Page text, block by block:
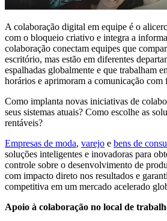
A colaboração digital em equipe é o
com o bloqueio criativo e integra a
colaboração conectam equipes que
escritório, mas estão em diferentes
espalhadas globalmente e que trabalham
horários e aprimoram a comunicação com
Como implanta novas iniciativas de
seus sistemas atuais? Como escolhe as
rentáveis?
Empresas de moda, varejo e bens de
soluções inteligentes e inovadoras para
controle sobre o desenvolvimento de
com impacto direto nos resultados e
competitiva em um mercado acelerado
Apoio à colaboração no local de